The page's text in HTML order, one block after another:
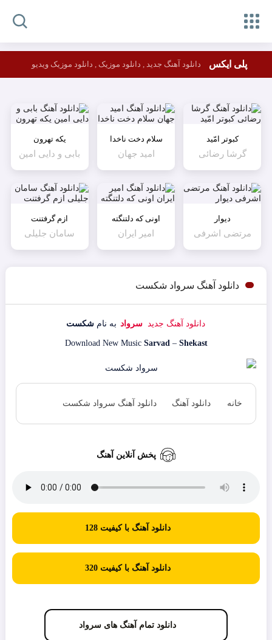
پلی ایکس دانلود آهنگ جدید , دانلود موزیک , دانلود موزیک ویدیو
کبوتر امّید
گرشا رضائی
سلام دخت ناخدا
امید جهان
یکه تهرون
بابی و دایی امین
دیوار
مرتضی اشرفی
اونی که دلتنگته
امیر ایران
ازم گرفتنت
سامان جلیلی
دانلود آهنگ سرواد شکست
دانلود آهنگ جدید سرواد به نامشکست
Download New Music Sarvad– Shekast
خانه دانلود آهنگ دانلود آهنگ سرواد شکست
پخش آنلاین آهنگ
دانلود آهنگ با کیفیت 128
دانلود آهنگ با کیفیت 320
دانلود تمام آهنگ های سرواد